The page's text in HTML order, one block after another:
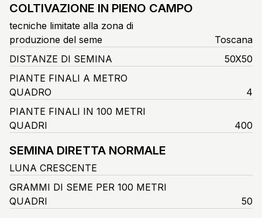
COLTIVAZIONE IN PIENO CAMPO
tecniche limitate alla zona di
produzione del seme
Toscana
DISTANZE DI SEMINA
50X50
PIANTE FINALI A METRO
QUADRO
4
PIANTE FINALI IN 100 METRI
QUADRI
400
SEMINA DIRETTA NORMALE
LUNA CRESCENTE
GRAMMI DI SEME PER 100 METRI
QUADRI
50